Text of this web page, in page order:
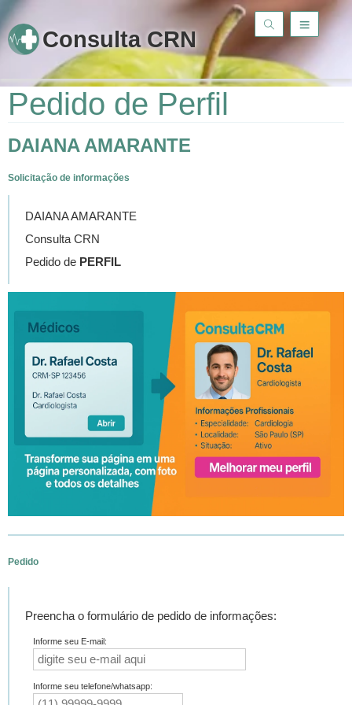
Consulta CRN
Pedido de Perfil
DAIANA AMARANTE
Solicitação de informações
DAIANA AMARANTE
Consulta CRN
Pedido de PERFIL
Pedido
Preencha o formulário de pedido de informações:
Informe seu E-mail:
Informe seu telefone/whatsapp: